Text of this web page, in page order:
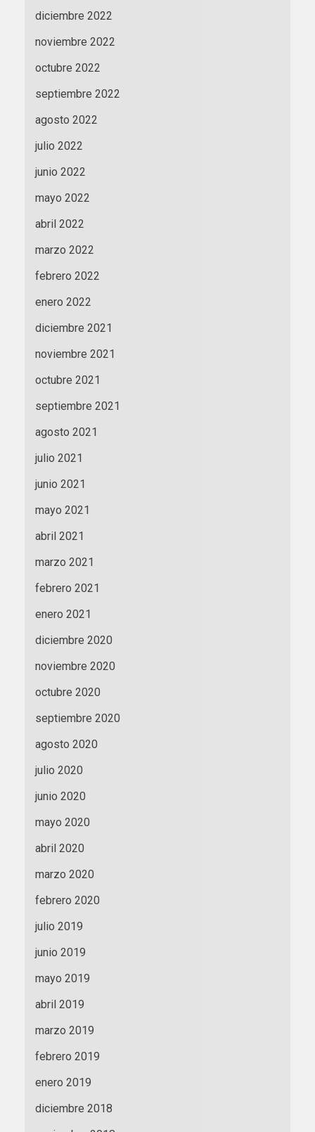
diciembre 2022
noviembre 2022
octubre 2022
septiembre 2022
agosto 2022
julio 2022
junio 2022
mayo 2022
abril 2022
marzo 2022
febrero 2022
enero 2022
diciembre 2021
noviembre 2021
octubre 2021
septiembre 2021
agosto 2021
julio 2021
junio 2021
mayo 2021
abril 2021
marzo 2021
febrero 2021
enero 2021
diciembre 2020
noviembre 2020
octubre 2020
septiembre 2020
agosto 2020
julio 2020
junio 2020
mayo 2020
abril 2020
marzo 2020
febrero 2020
julio 2019
junio 2019
mayo 2019
abril 2019
marzo 2019
febrero 2019
enero 2019
diciembre 2018